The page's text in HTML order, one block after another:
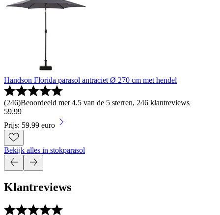
Handson Florida parasol antraciet Ø 270 cm met hendel
(246)Beoordeeld met 4.5 van de 5 sterren, 246 klantreviews
59.99
Prijs: 59.99 euro
Bekijk alles in stokparasol
Klantreviews